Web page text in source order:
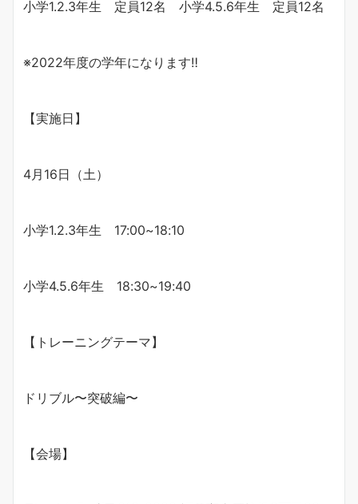
小学1.2.3年生 定員12名 小学4.5.6年生 定員12名
※2022年度の学年になります‼︎
【実施日】
4月16日（土）
小学1.2.3年生 17:00~18:10
小学4.5.6年生 18:30~19:40
【トレーニングテーマ】
ドリブル〜突破編〜
【会場】